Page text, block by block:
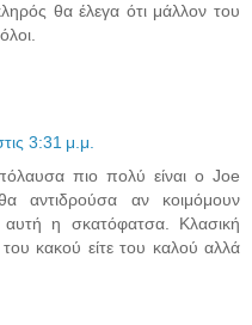
θα έλεγα ότι μάλλον του
3:31 μ.μ.
πιο πολύ είναι ο Joe
αν κοιμόμουν
η σκατόφατσα. Κλασική
κακού είτε του καλού αλλά